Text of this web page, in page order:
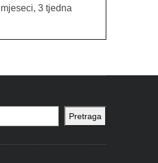
mjeseci, 3 tjedna
Pretraga